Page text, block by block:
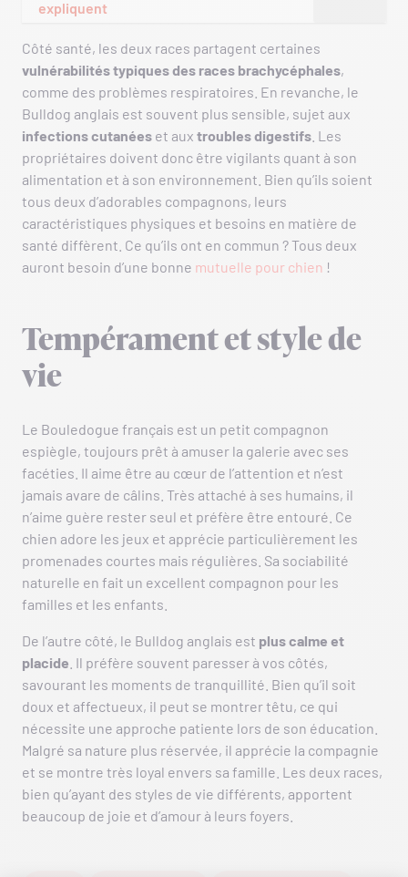
expliquent
Côté santé, les deux races partagent certaines
vulnérabilités typiques des races brachycéphales,
comme des problèmes respiratoires. En revanche, le
Bulldog anglais est souvent plus sensible, sujet aux
infections cutanées et aux troubles digestifs . Les
propriétaires doivent donc être vigilants quant à son
alimentation et à son environnement. Bien qu’ils soient
tous deux d’adorables compagnons, leurs
caractéristiques physiques et besoins en matière de
santé diffèrent. Ce qu’ils ont en commun ? Tous deux
auront besoin d’une bonne mutuelle pour chien !
Tempérament et style de
vie
Le Bouledogue français est un petit compagnon
espiègle, toujours prêt à amuser la galerie avec ses
facéties. Il aime être au cœur de l’attention et n’est
jamais avare de câlins. Très attaché à ses humains, il
n’aime guère rester seul et préfère être entouré. Ce
chien adore les jeux et apprécie particulièrement les
promenades courtes mais régulières. Sa sociabilité
naturelle en fait un excellent compagnon pour les
familles et les enfants.
De l’autre côté, le Bulldog anglais est plus calme et
placide . Il préfère souvent paresser à vos côtés,
savourant les moments de tranquillité. Bien qu’il soit
doux et affectueux, il peut se montrer têtu, ce qui
nécessite une approche patiente lors de son éducation.
Malgré sa nature plus réservée, il apprécie la compagnie
et se montre très loyal envers sa famille. Les deux races,
bien qu’ayant des styles de vie différents, apportent
beaucoup de joie et d’amour à leurs foyers.